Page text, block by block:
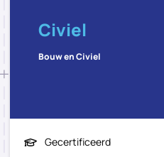
Civiel
Bouw en Civiel
Gecertificeerd